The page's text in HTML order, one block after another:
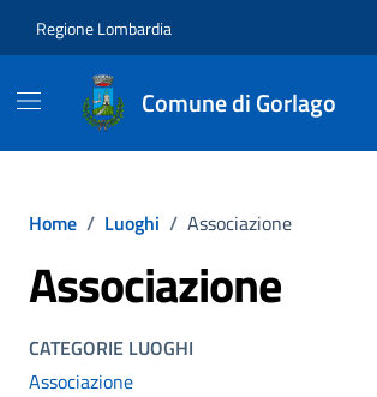
Regione Lombardia
Comune di Gorlago
Home / Luoghi / Associazione
Associazione
CATEGORIE LUOGHI
Associazione